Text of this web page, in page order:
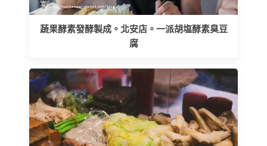
蔬果酵素發酵製成。北安店。一派胡塩酵素臭豆
腐